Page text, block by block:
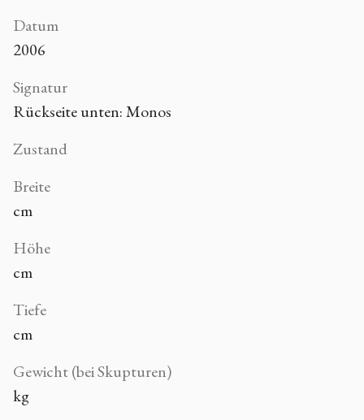
Datum
2006
Signatur
Rückseite unten: Monos
Zustand
Breite
cm
Höhe
cm
Tiefe
cm
Gewicht (bei Skupturen)
kg